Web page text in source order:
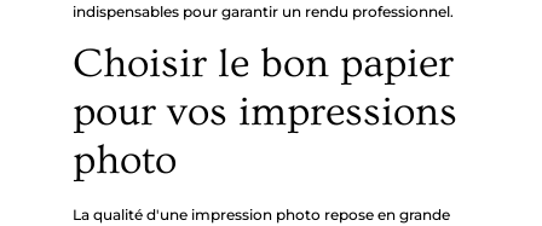
indispensables pour garantir un rendu professionnel.
Choisir le bon papier
pour vos impressions
photo
La qualité d'une impression photo repose en grande